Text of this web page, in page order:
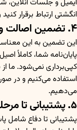
ایمیل و جلسات آنلاین،
انگشتی ارتباط برقرار
۴. تضمین اصالت و عدم سرقت ادبی به چه معناست؟
این تضمین به این
پایان‌نامه شما، کاملاً
کپی‌برداری نمی‌شود. ما از
استفاده می‌کنیم و در
می‌دهیم.
۵. پشتیبانی تا مرحله دفاع شامل چه مواردی می‌شود؟
پشتیبانی تا دفاع شامل